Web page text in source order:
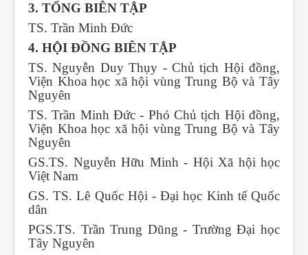
3. TỔNG BIÊN TẬP
TS. Trần Minh Đức
4. HỘI ĐỒNG BIÊN TẬP
TS. Nguyễn Duy Thụy - Chủ tịch Hội đồng,
Viện Khoa học xã hội vùng Trung Bộ và Tây
Nguyên
TS. Trần Minh Đức - Phó Chủ tịch Hội đồng,
Viện Khoa học xã hội vùng Trung Bộ và Tây
Nguyên
GS.TS. Nguyễn Hữu Minh - Hội Xã hội học
Việt Nam
GS. TS. Lê Quốc Hội - Đại học Kinh tế Quốc
dân
PGS.TS. Trần Trung Dũng - Trường Đại học
Tây Nguyên